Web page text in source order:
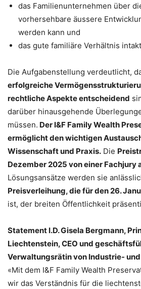
das Familienunternehmen über
vorhersehbare äussere
werden kann und
das gute familiäre Verhältnis
Die Aufgabenstellung verdeutlicht,
erfolgreiche
rechtliche Aspekte entscheidend
darüber hinausgehende
müssen. Der I&F Family Wealth
ermöglicht den wichtigen
Wissenschaft und Praxis. Die
Dezember 2025 von einer Fachjury
Lösungsansätze werden sie
Preisverleihung, die für den 26.
ist, der breiten Öffentlichkeit
Statement I.D. Gisela Bergmann,
Liechtenstein, CEO und
Verwaltungsrätin von Industrie-
«Mit dem I&F Family Wealth
wir das Verständnis für die